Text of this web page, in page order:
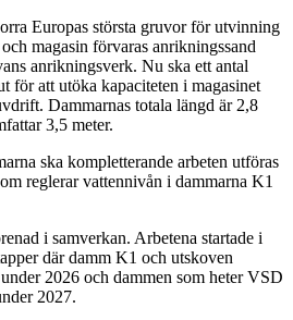
Europas största gruvor för utvinning
magasin förvaras anrikningssand
anrikningsverk. Nu ska ett antal
för att utöka kapaciteten i magasinet
Dammarnas totala längd är 2,8
3,5 meter.
ska kompletterande arbeten utföras
reglerar vattennivån i dammarna K1
i samverkan. Arbetena startade i
där damm K1 och utskoven
2026 och dammen som heter VSD
2027.